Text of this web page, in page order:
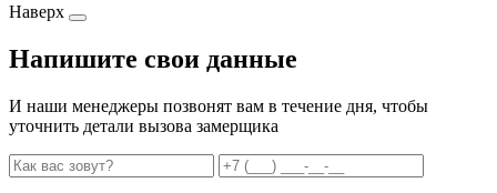
Наверх
Напишите свои данные
И наши менеджеры позвонят вам в течение дня, чтобы
уточнить детали вызова замерщика